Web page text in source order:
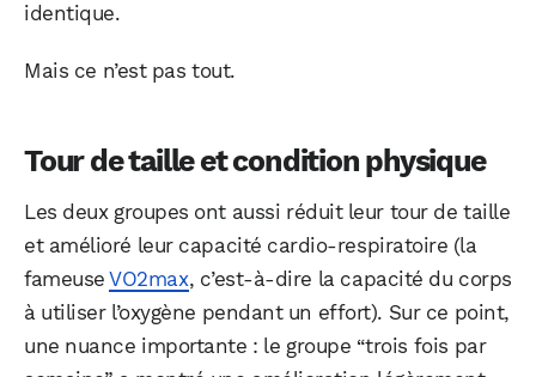
identique.
Mais ce n’est pas tout.
Tour de taille et condition physique
Les deux groupes ont aussi réduit leur tour de taille
et amélioré leur capacité cardio-respiratoire (la
fameuseVO2max, c’est-à-dire la capacité du corps
à utiliser l’oxygène pendant un effort). Sur ce point,
une nuance importante : le groupe “trois fois par